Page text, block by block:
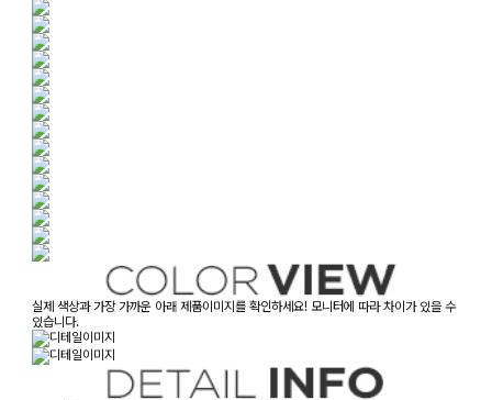
실제 색상과 가장 가까운 아래 제품이미지를 확인하세요! 모니터에 따라 차이가 있을 수
있습니다.